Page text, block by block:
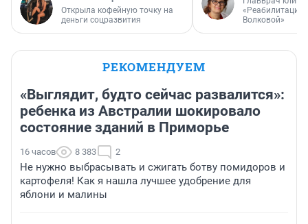
Открыла кофейную точку на
деньги соцразвития
«Реабилитация
Волковой»
РЕКОМЕНДУЕМ
«Выглядит, будто сейчас развалится»:
ребенка из Австралии шокировало
состояние зданий в Приморье
16 часов 8 383 2
Не нужно выбрасывать и сжигать ботву помидоров и
картофеля! Как я нашла лучшее удобрение для
яблони и малины